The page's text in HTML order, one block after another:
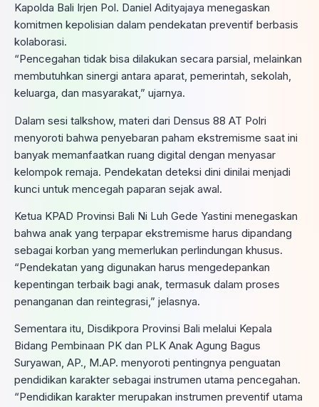
Kapolda Bali Irjen Pol. Daniel Adityajaya menegaskan
komitmen kepolisian dalam pendekatan preventif berbasis
kolaborasi.
“Pencegahan tidak bisa dilakukan secara parsial, melainkan
membutuhkan sinergi antara aparat, pemerintah, sekolah,
keluarga, dan masyarakat,” ujarnya.
Dalam sesi talkshow, materi dari Densus 88 AT Polri
menyoroti bahwa penyebaran paham ekstremisme saat ini
banyak memanfaatkan ruang digital dengan menyasar
kelompok remaja. Pendekatan deteksi dini dinilai menjadi
kunci untuk mencegah paparan sejak awal.
Ketua KPAD Provinsi Bali Ni Luh Gede Yastini menegaskan
bahwa anak yang terpapar ekstremisme harus dipandang
sebagai korban yang memerlukan perlindungan khusus.
“Pendekatan yang digunakan harus mengedepankan
kepentingan terbaik bagi anak, termasuk dalam proses
penanganan dan reintegrasi,” jelasnya.
Sementara itu, Disdikpora Provinsi Bali melalui Kepala
Bidang Pembinaan PK dan PLK Anak Agung Bagus
Suryawan, AP., M.AP. menyoroti pentingnya penguatan
pendidikan karakter sebagai instrumen utama pencegahan.
“Pendidikan karakter merupakan instrumen preventif utama